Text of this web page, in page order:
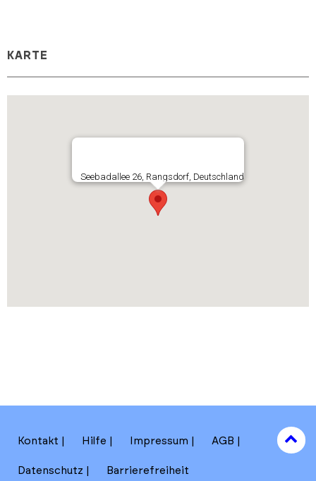
KARTE
Seebadallee 26, Rangsdorf, Deutschland
Kontakt Hilfe Impressum AGB
Datenschutz Barrierefreiheit
to
top